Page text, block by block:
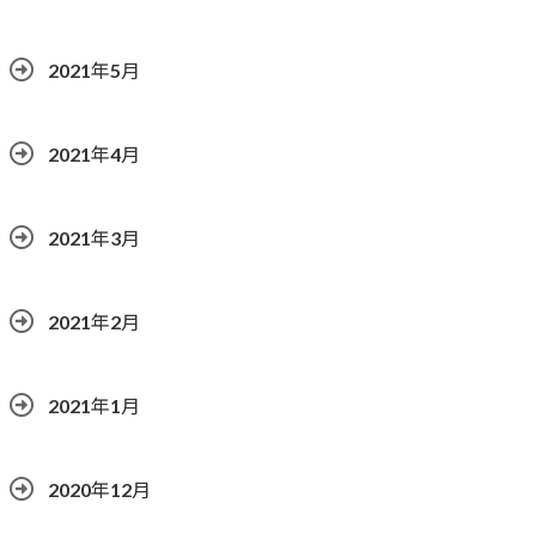
2021年5月
2021年4月
2021年3月
2021年2月
2021年1月
2020年12月